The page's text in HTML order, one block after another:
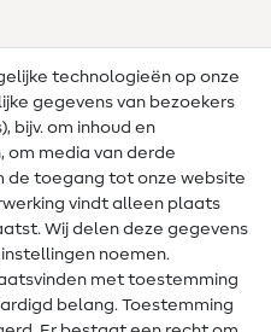
technologieën op onze
gegevens van bezoekers
bijv. om inhoud en
om media van derde
de toegang tot onze website
vindt alleen plaats
Wij delen deze gegevens
noemen.
met toestemming
belang. Toestemming